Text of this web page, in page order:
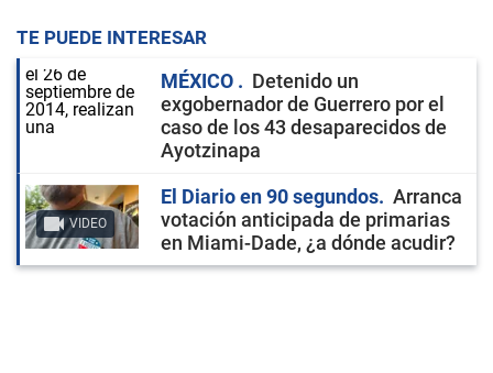
TE PUEDE INTERESAR
MÉXICO
Detenido un
exgobernador de Guerrero por el
caso de los 43 desaparecidos de
Ayotzinapa
VIDEO
El Diario en 90 segundos
Arranca
votación anticipada de primarias
en Miami-Dade, ¿a dónde acudir?